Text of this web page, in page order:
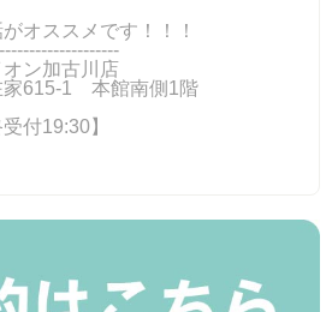
オススメです！！！
ン加古川店
家615-1 本館南側1階
付19:30】